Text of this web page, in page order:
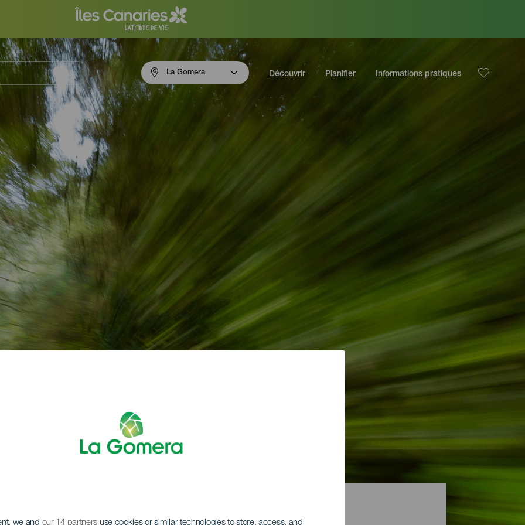
we and our 14 partners use cookies or similar technologies to store, access, and
Menú
navigation
La
Gomera
La Gomera Découvrir Planifier Informations pratiques